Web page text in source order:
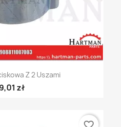
Z 2 Uszami
9,01 zł